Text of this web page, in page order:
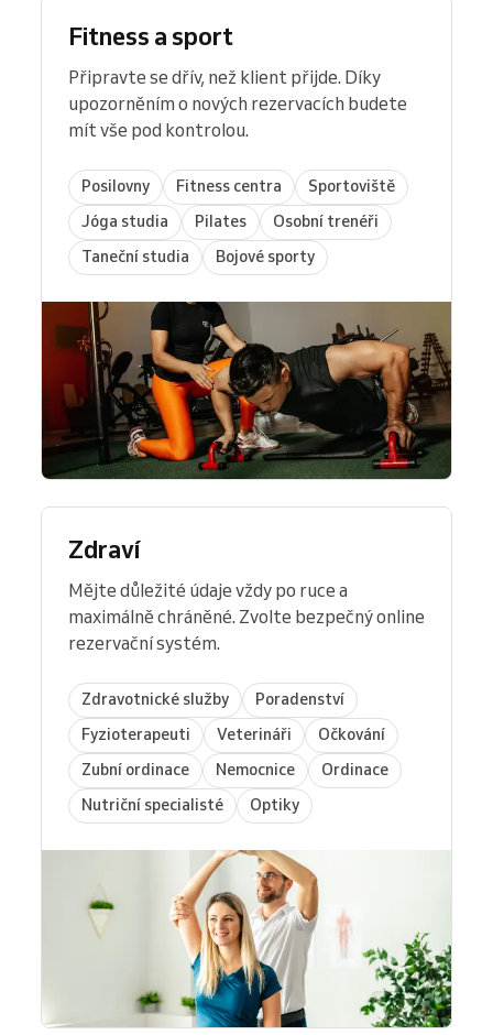
Fitness a sport
Připravte se dřív, než klient přijde. Díky
upozorněním o nových rezervacích budete
mít vše pod kontrolou.
Posilovny Fitness centra
Sportoviště
Jóga studia
Pilates
Osobní trenéři
Taneční studia
Bojové sporty
Zdraví
Mějte důležité údaje vždy po ruce a
maximálně chráněné. Zvolte bezpečný online
rezervační systém.
Zdravotnické služby
Poradenství
Fyzioterapeuti
Veterináři
Očkování
Zubní ordinace
Nemocnice
Ordinace
Nutriční specialisté
Optiky